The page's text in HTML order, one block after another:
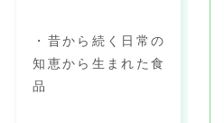
・昔から続く日常の
知恵から生まれた食
品